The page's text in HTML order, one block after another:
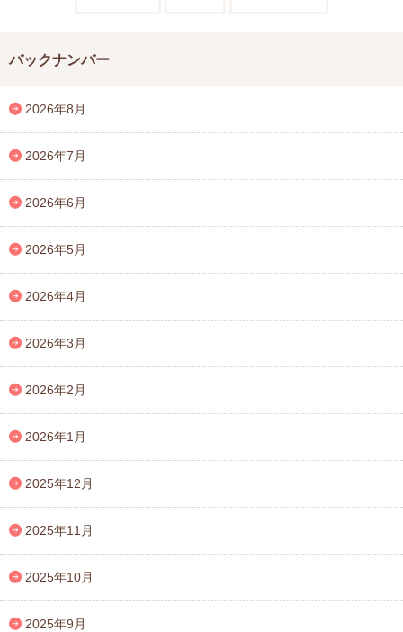
バックナンバー
2026年8月
2026年7月
2026年6月
2026年5月
2026年4月
2026年3月
2026年2月
2026年1月
2025年12月
2025年11月
2025年10月
2025年9月